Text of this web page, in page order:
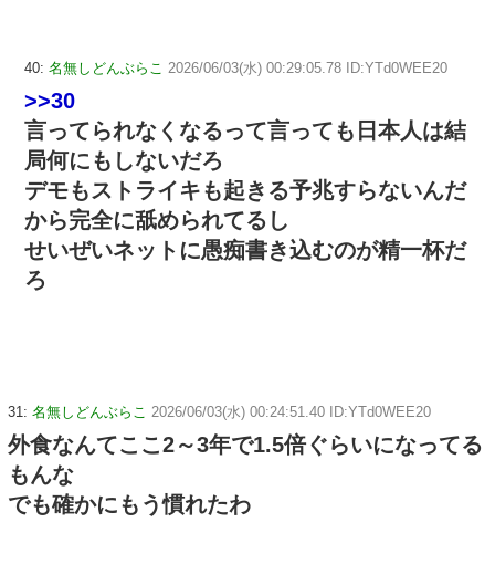
40: 名無しどんぶらこ 2026/06/03(水) 00:29:05.78 ID:YTd0WEE20
>>30
言ってられなくなるって言っても日本人は結
局何にもしないだろ
デモもストライキも起きる予兆すらないんだ
から完全に舐められてるし
せいぜいネットに愚痴書き込むのが精一杯だ
ろ
31: 名無しどんぶらこ 2026/06/03(水) 00:24:51.40 ID:YTd0WEE20
外食なんてここ2～3年で1.5倍ぐらいになってる
もんな
でも確かにもう慣れたわ